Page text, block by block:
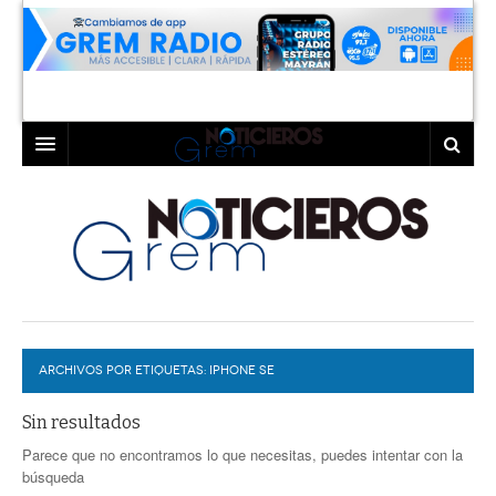
LAGUNA
TORREÓN
GÓMEZ PALACIO
LERDO
COAHUILA
DURANGO
DEPORTES
PROGRAMAS
EXA
COLABORADORES
ARCHIVOS POR ETIQUETAS: IPHONE SE
Sin resultados
Parece que no encontramos lo que necesitas, puedes intentar con la
búsqueda